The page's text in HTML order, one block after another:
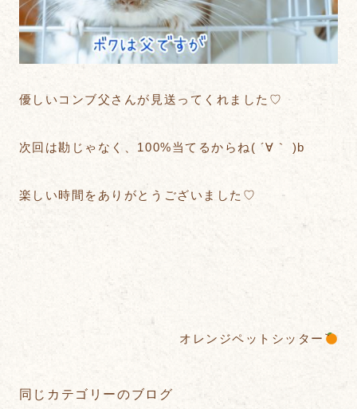
優しいコンブ父さんが見送ってくれました♡
次回は勘じゃなく、100%当てるからね( ´∀｀ )b
楽しい時間をありがとうございました♡
オレンジペットシッター
同じカテゴリーのブログ